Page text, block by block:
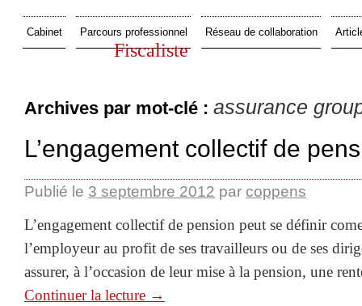
Fiscaliste
Cabinet Parcours professionnel Réseau de collaboration
Archives par mot-clé : assurance
L’engagement collectif de
Publié le 3 septembre 2012 par coppens
L’engagement collectif de pension peut se définir
l’employeur au profit de ses travailleurs ou de ses
assurer, à l’occasion de leur mise à la pension, une
Continuer la lecture →